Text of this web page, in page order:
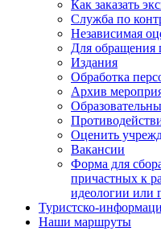
Как заказать
Служба по
Независимая
Для обращения
Издания
Обработка
Архив
Оценить
Вакансии
Форма для
причастных к
идеологии или
Туристско-
Наши маршруты